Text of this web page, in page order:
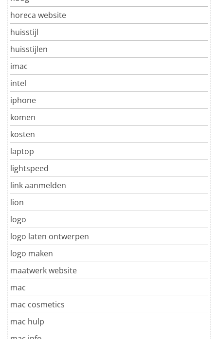
horeca website
huisstijl
huisstijlen
imac
intel
iphone
komen
kosten
laptop
lightspeed
link aanmelden
lion
logo
logo laten ontwerpen
logo maken
maatwerk website
mac
mac cosmetics
mac hulp